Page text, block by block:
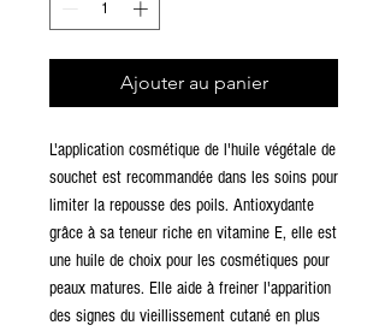
Ajouter au panier
L'application cosmétique de l'huile végétale de
souchet est recommandée dans les soins pour
limiter la repousse des poils. Antioxydante
grâce à sa teneur riche en vitamine E, elle est
une huile de choix pour les cosmétiques pour
peaux matures. Elle aide à freiner l'apparition
des signes du vieillissement cutané en plus